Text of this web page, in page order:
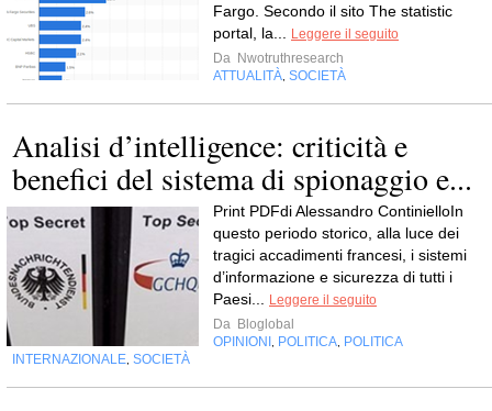
Fargo. Secondo il sito The statistic
portal, la...
Leggere il seguito
Da Nwotruthresearch
ATTUALITÀ SOCIETÀ
Analisi d’intelligence: criticità e
benefici del sistema di spionaggio e...
Print PDFdi Alessandro ContinielloIn
questo periodo storico, alla luce dei
tragici accadimenti francesi, i sistemi
d’informazione e sicurezza di tutti i
Paesi...
Leggere il seguito
Da Bloglobal
OPINIONI POLITICA POLITICA
INTERNAZIONALE SOCIETÀ